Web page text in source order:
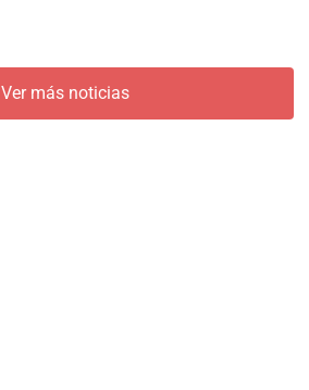
Ver más noticias